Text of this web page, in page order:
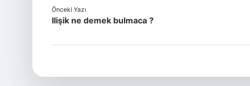
Önceki Yazı
Ilişik ne demek bulmaca ?